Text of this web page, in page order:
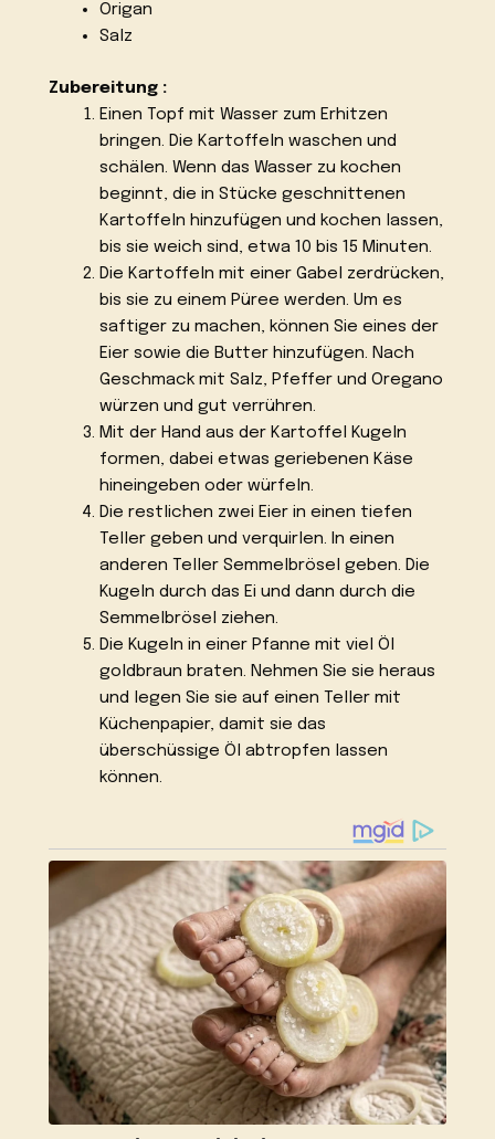
Origan
Salz
Zubereitung :
Einen Topf mit Wasser zum Erhitzen
bringen. Die Kartoffeln waschen und
schälen. Wenn das Wasser zu kochen
beginnt, die in Stücke geschnittenen
Kartoffeln hinzufügen und kochen lassen,
bis sie weich sind, etwa 10 bis 15 Minuten.
Die Kartoffeln mit einer Gabel zerdrücken,
bis sie zu einem Püree werden. Um es
saftiger zu machen, können Sie eines der
Eier sowie die Butter hinzufügen. Nach
Geschmack mit Salz, Pfeffer und Oregano
würzen und gut verrühren.
Mit der Hand aus der Kartoffel Kugeln
formen, dabei etwas geriebenen Käse
hineingeben oder würfeln.
Die restlichen zwei Eier in einen tiefen
Teller geben und verquirlen. In einen
anderen Teller Semmelbrösel geben. Die
Kugeln durch das Ei und dann durch die
Semmelbrösel ziehen.
Die Kugeln in einer Pfanne mit viel Öl
goldbraun braten. Nehmen Sie sie heraus
und legen Sie sie auf einen Teller mit
Küchenpapier, damit sie das
überschüssige Öl abtropfen lassen
können.